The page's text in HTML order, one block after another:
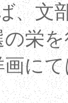
、文
栄
に